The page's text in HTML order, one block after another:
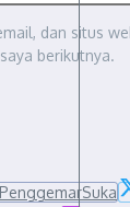
dan situs
berikutnya.
PenggemarSuka